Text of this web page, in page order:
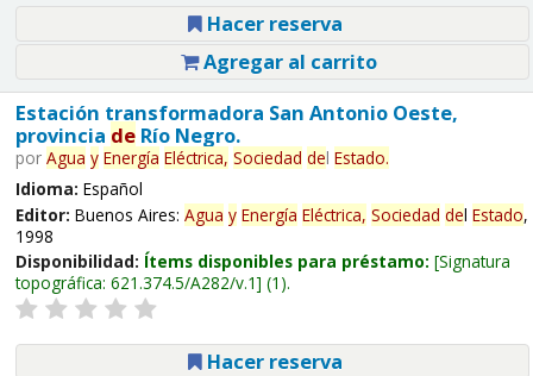
Hacer reserva
Agregar al carrito
Estación transformadora San Antonio Oeste,
provincia deRío Negro.
por Agua y Energía Eléctrica, Sociedad del Estado.
Idioma: Español
Editor: Buenos Aires: Agua y Energía Eléctrica, Sociedad del Estado,
1998
Disponibilidad: Ítems disponibles para préstamo: Signatura
topográfica: 621.374.5/A282/v.1 (1).
Hacer reserva